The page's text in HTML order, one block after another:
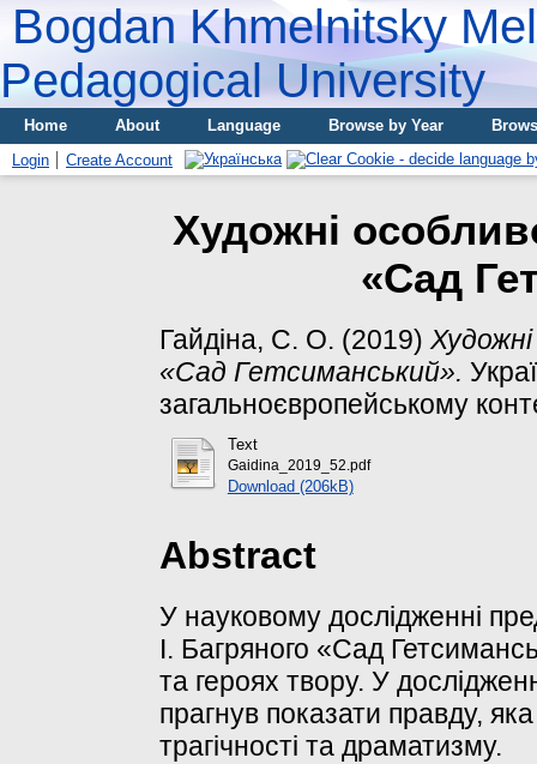
Bogdan Khmelnitsky
Pedagogical University
Home About Language Browse by Year
Login
Create Account
Художні
«Сад
Гайдіна, С. О. (2019)
«Сад Гетсиманський».
загальноєвропейському
Text
Gaidina_2019_52.pdf
Download (206kB)
Abstract
У науковому дослідженні
І. Багряного «Сад
та героях твору. У
прагнув показати правду,
трагічності та драматизму.